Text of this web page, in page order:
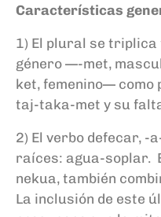
Características
1) El plural se
género —-met,
ket, femenino—
taj-taka-met y su
2) El verbo defecar, -
raíces: agua-soplar.
nekua, también
La inclusión de este